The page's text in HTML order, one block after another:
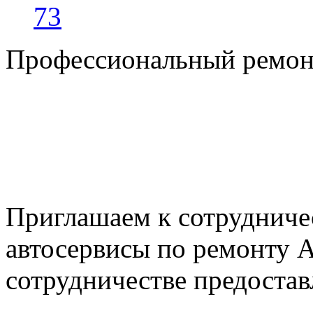
73
Профессиональный
Приглашаем к
автосервисы по
сотрудничестве